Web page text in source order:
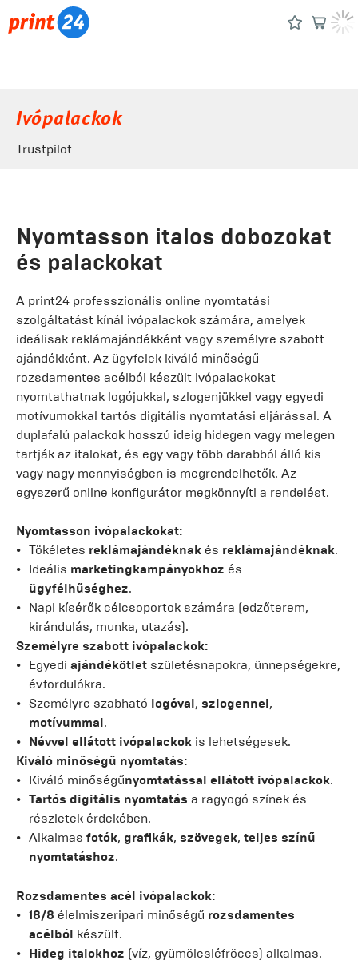
Ivópalackok
Trustpilot
Nyomtasson italos dobozokat
és palackokat
A print24 professzionális online nyomtatási
szolgáltatást kínál ivópalackok számára, amelyek
ideálisak reklámajándékként vagy személyre szabott
ajándékként. Az ügyfelek kiváló minőségű
rozsdamentes acélból készült ivópalackokat
nyomtathatnak logójukkal, szlogenjükkel vagy egyedi
motívumokkal tartós digitális nyomtatási eljárással. A
duplafalú palackok hosszú ideig hidegen vagy melegen
tartják az italokat, és egy vagy több darabból álló kis
vagy nagy mennyiségben is megrendelhetők. Az
egyszerű online konfigurátor megkönnyíti a rendelést.
Nyomtasson ivópalackokat:
Tökéletes reklámajándéknak és reklámajándéknak.
Ideális marketingkampányokhoz és
ügyfélhűséghez.
Napi kísérők célcsoportok számára (edzőterem,
kirándulás, munka, utazás).
Személyre szabott ivópalackok:
Egyedi ajándékötlet születésnapokra, ünnepségekre,
évfordulókra.
Személyre szabható logóval, szlogennel,
motívummal.
Névvel ellátott ivópalackok is lehetségesek.
Kiváló minőségű nyomtatás:
Kiváló minőségűnyomtatással ellátott ivópalackok.
Tartós digitális nyomtatás a ragyogó színek és
részletek érdekében.
Alkalmas fotók, grafikák, szövegek, teljes színű
nyomtatáshoz.
Rozsdamentes acél ivópalackok:
18/8 élelmiszeripari minőségű rozsdamentes
acélból készült.
Hideg italokhoz (víz, gyümölcsléfröccs) alkalmas.